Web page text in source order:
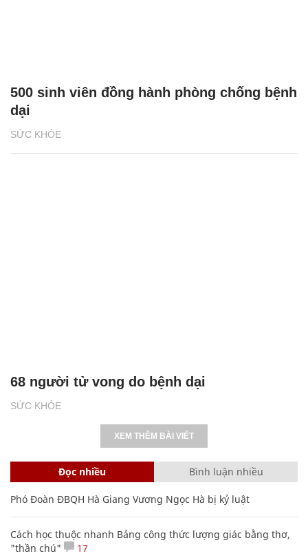
SỨC KHỎE
500 sinh viên đồng hành phòng chống bệnh
dại
SỨC KHỎE
68 người tử vong do bệnh dại
XEM THÊM BÀI VIẾT
Đọc nhiều Bình luận nhiều
Phó Đoàn ĐBQH Hà Giang Vương Ngọc Hà bị kỷ luật
Cách học thuộc nhanh Bảng công thức lượng giác bằng thơ,
"thần chú"
17